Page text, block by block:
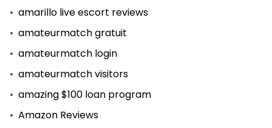
amarillo live escort reviews
amateurmatch gratuit
amateurmatch login
amateurmatch visitors
amazing $100 loan program
Amazon Reviews